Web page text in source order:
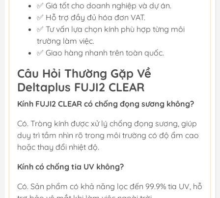
✅ Giá tốt cho doanh nghiệp và dự án.
✅ Hỗ trợ đầy đủ hóa đơn VAT.
✅ Tư vấn lựa chọn kính phù hợp từng môi
trường làm việc.
✅ Giao hàng nhanh trên toàn quốc.
Câu Hỏi Thường Gặp Về
Deltaplus FUJI2 CLEAR
Kính FUJI2 CLEAR có chống đọng sương không?
Có. Tròng kính được xử lý chống đọng sương, giúp
duy trì tầm nhìn rõ trong môi trường có độ ẩm cao
hoặc thay đổi nhiệt độ.
Kính có chống tia UV không?
Có. Sản phẩm có khả năng lọc đến 99.9% tia UV, hỗ